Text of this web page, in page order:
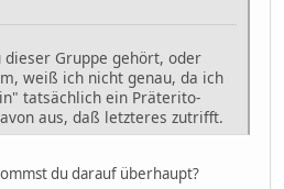
Gruppe gehört, oder
weiß ich nicht genau, da ich
tatsächlich ein Präterito-
aus, daß letzteres zutrifft.
du darauf überhaupt?